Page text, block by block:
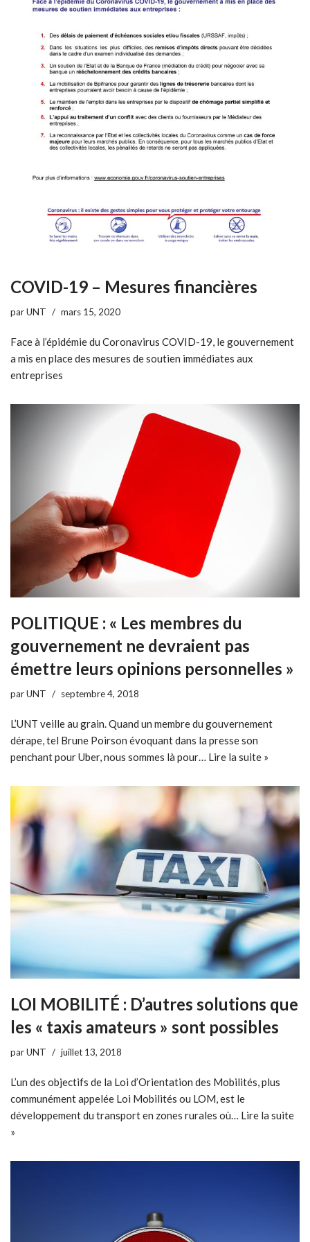
COVID-19 – Mesures financières
parUNT mars 15, 2020
Face à l’épidémie du Coronavirus COVID-19, le gouvernement
a mis en place des mesures de soutien immédiates aux
entreprises
POLITIQUE : « Les membres du
gouvernement ne devraient pas
émettre leurs opinions personnelles »
parUNT septembre 4, 2018
L’UNT veille au grain. Quand un membre du gouvernement
dérape, tel Brune Poirson évoquant dans la presse son
penchant pour Uber, nous sommes là pour… Lire la suite »
LOI MOBILITÉ : D’autres solutions que
les « taxis amateurs » sont possibles
parUNT juillet 13, 2018
L’un des objectifs de la Loi d’Orientation des Mobilités, plus
communément appelée Loi Mobilités ou LOM, est le
développement du transport en zones rurales où… Lire la suite
»